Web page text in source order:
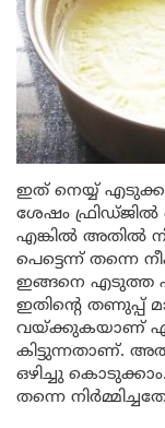
ഇത് നെയ്യ്
ശേഷം
എങ്കിൽ അതിൽ
പെട്ടെന്ന് തന്നെ
ഇങ്ങനെ എടുത്ത
ഇതിന്റെ തണുപ്പ്
വയ്ക്കുകയാണ്
കിട്ടുന്നതാണ്.
ഒഴിച്ചു
തന്നെ